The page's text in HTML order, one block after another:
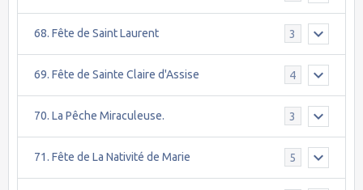
68. Fête de Saint Laurent 3
69. Fête de Sainte Claire d'Assise 4
70. La Pêche Miraculeuse. 3
71. Fête de La Nativité de Marie 5